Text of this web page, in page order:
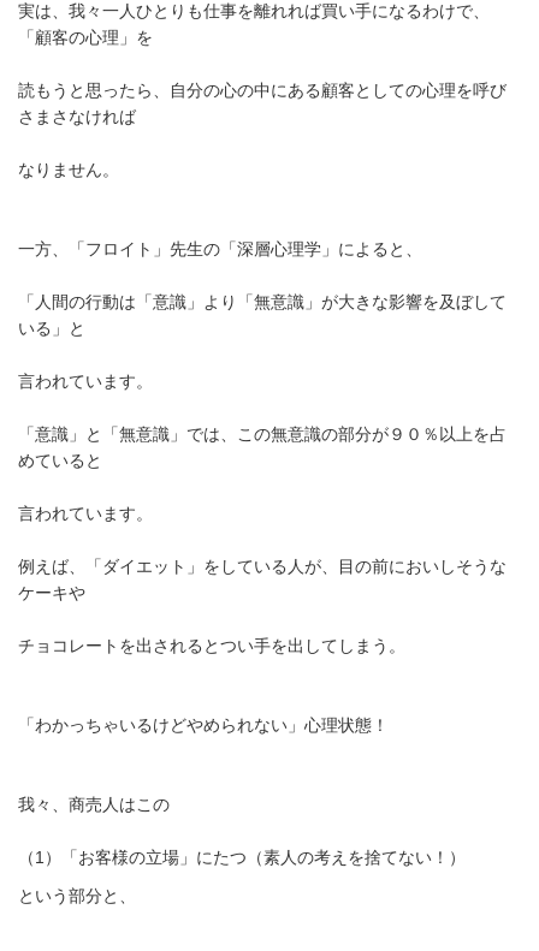
実は、我々一人ひとりも仕事を離れれば買い手になるわけで、
「顧客の心理」を
読もうと思ったら、自分の心の中にある顧客としての心理を呼び
さまさなければ
なりません。
一方、「フロイト」先生の「深層心理学」によると、
「人間の行動は「意識」より「無意識」が大きな影響を及ぼして
いる」と
言われています。
「意識」と「無意識」では、この無意識の部分が９０％以上を占
めていると
言われています。
例えば、「ダイエット」をしている人が、目の前においしそうな
ケーキや
チョコレートを出されるとつい手を出してしまう。
「わかっちゃいるけどやめられない」心理状態！
我々、商売人はこの
（1）「お客様の立場」にたつ（素人の考えを捨てない！）
という部分と、